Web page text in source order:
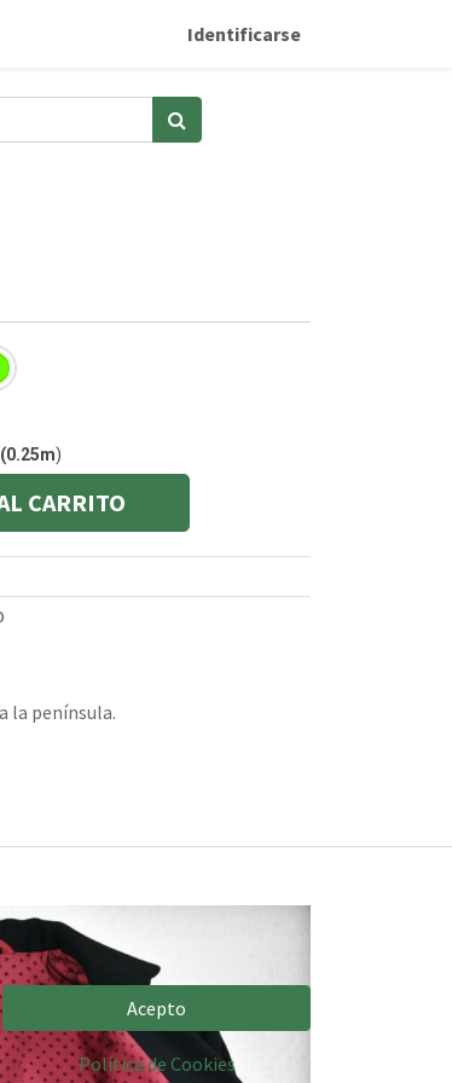
Identificarse
(0.25m)
CARRITO
la península.
Acepto
Política de Cookies